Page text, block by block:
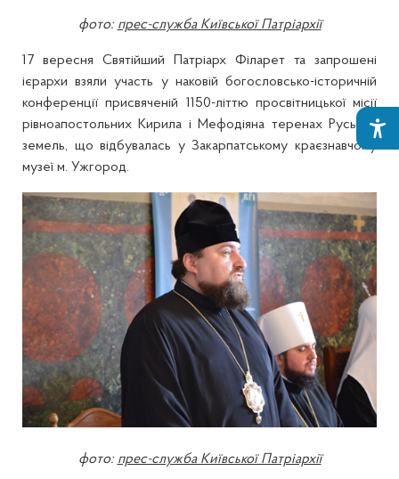
фото: прес-служба Київської Патріархії
17 вересня Святійший Патріарх Філарет та запрошені
ієрархи взяли участь у наковій богословсько-історичній
конференції присвяченій 1150-літтю просвітницької місії
рівноапостольних Кирила і Мефодіяна теренах Руських
земель, що відбувалась у Закарпатському краєзнавчому
музеї м. Ужгород.
фото: прес-служба Київської Патріархії